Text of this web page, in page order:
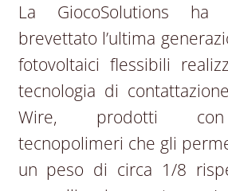
La GiocoSolutions ha
brevettato l’ultima
fotovoltaici flessibili
tecnologia di
Wire, prodotti con
tecnopolimeri che gli
un peso di circa 1/8